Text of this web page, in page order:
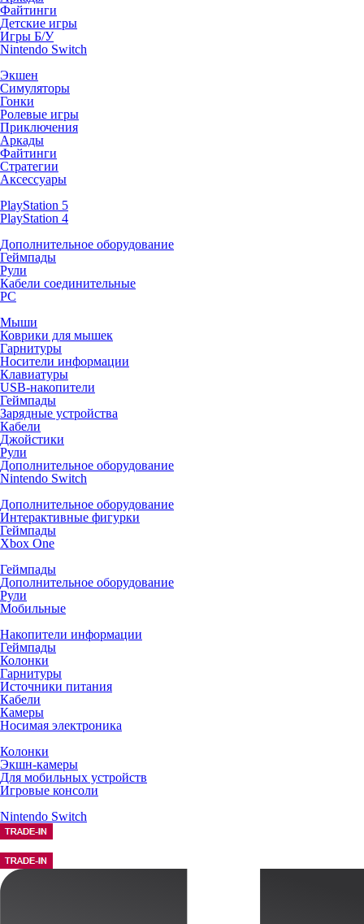
Файтинги
Детские игры
Игры Б/У
Nintendo Switch
Экшен
Симуляторы
Гонки
Ролевые игры
Приключения
Аркады
Файтинги
Стратегии
Аксессуары
PlayStation 5
PlayStation 4
Дополнительное оборудование
Геймпады
Рули
Кабели соединительные
PC
Мыши
Коврики для мышек
Гарнитуры
Носители информации
Клавиатуры
USB-накопители
Геймпады
Зарядные устройства
Кабели
Джойстики
Рули
Дополнительное оборудование
Nintendo Switch
Дополнительное оборудование
Интерактивные фигурки
Геймпады
Xbox One
Геймпады
Дополнительное оборудование
Рули
Мобильные
Накопители информации
Геймпады
Колонки
Гарнитуры
Источники питания
Кабели
Камеры
Носимая электроника
Колонки
Экшн-камеры
Для мобильных устройств
Игровые консоли
Nintendo Switch